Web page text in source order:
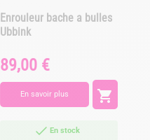
Enrouleur bache a bulles
Ubbink
Prix
89,00 €
En savoir plus 
En stock